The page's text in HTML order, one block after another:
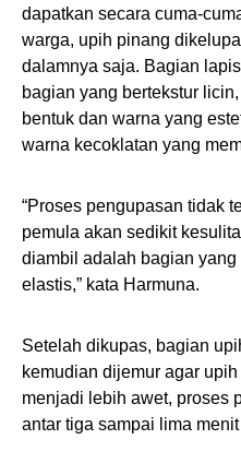
dapatkan secara cuma-
warga, upih pinang
dalamnya saja. Bagian
bagian yang bertekstur
bentuk dan warna yang
warna kecoklatan yang
“Proses pengupasan tidak
pemula akan sedikit
diambil adalah bagian
elastis,” kata Harmuna.
Setelah dikupas, bagian
kemudian dijemur agar
menjadi lebih awet, proses
antar tiga sampai lima menit